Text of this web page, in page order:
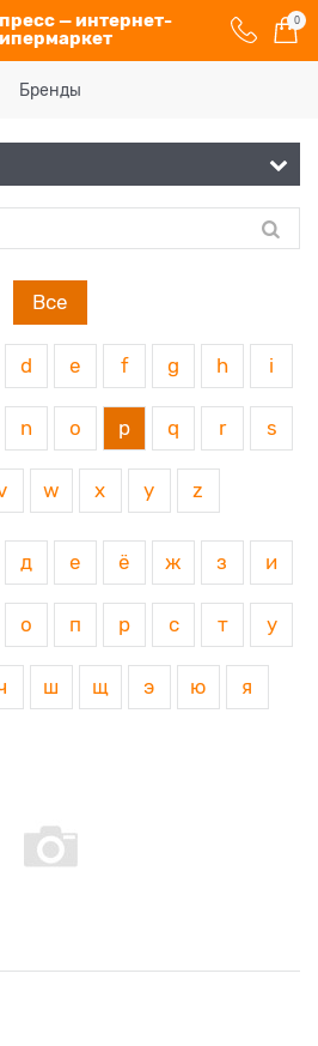
— интернет-
0
Бренды
Все
d e f g h i
n o p q r s
w x y z
д е ё ж з и
о п р с т у
ш щ э ю я